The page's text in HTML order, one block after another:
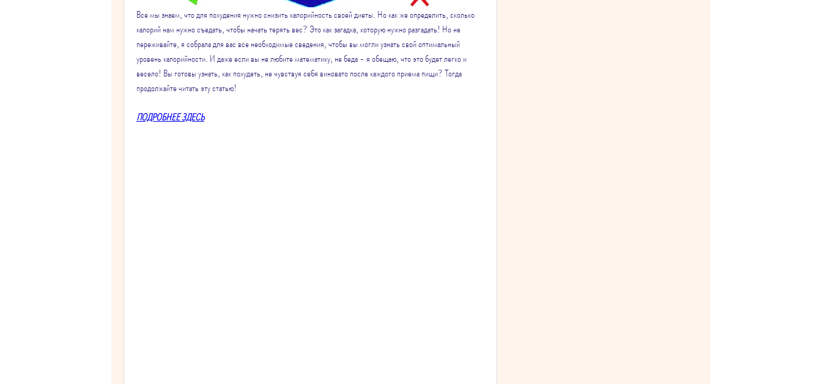
Все мы знаем, что для похудения нужно снизить калорийность своей диеты. Но как же определить, сколько
калорий нам нужно съедать, чтобы начать терять вес? Это как загадка, которую нужно разгадать! Но не
переживайте, я собрала для вас все необходимые сведения, чтобы вы могли узнать свой оптимальный
уровень калорийности. И даже если вы не любите математику, не беда - я обещаю, что это будет легко и
весело! Вы готовы узнать, как похудеть, не чувствуя себя виновато после каждого приема пищи? Тогда
продолжайте читать эту статью!
ПОДРОБНЕЕ ЗДЕСЬ